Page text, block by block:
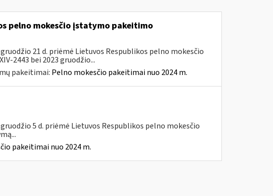
pelno mokesčio įstatymo pakeitimo
21 d. priėmė Lietuvos Respublikos pelno mokesčio
2443 bei 2023 gruodžio...
pakeitimai: Pelno mokesčio pakeitimai nuo 2024 m.
5 d. priėmė Lietuvos Respublikos pelno mokesčio
pakeitimai nuo 2024 m.